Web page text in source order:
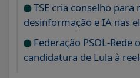
TSE cria conselho
desinformação e IA nas
Federação PSOL-Rede
candidatura de Lula à